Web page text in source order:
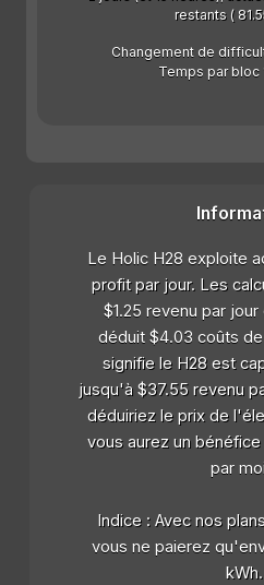
restants (
Changement de
Temps par bloc
Le Holic H28 exploite
profit par jour. Les
$1.25 revenu par
déduit $4.03 coûts
signifie le H28 est
jusqu'à $37.55 revenu
déduiriez le prix de
vous aurez un
par
Indice : Avec nos
vous ne paierez
kWh.